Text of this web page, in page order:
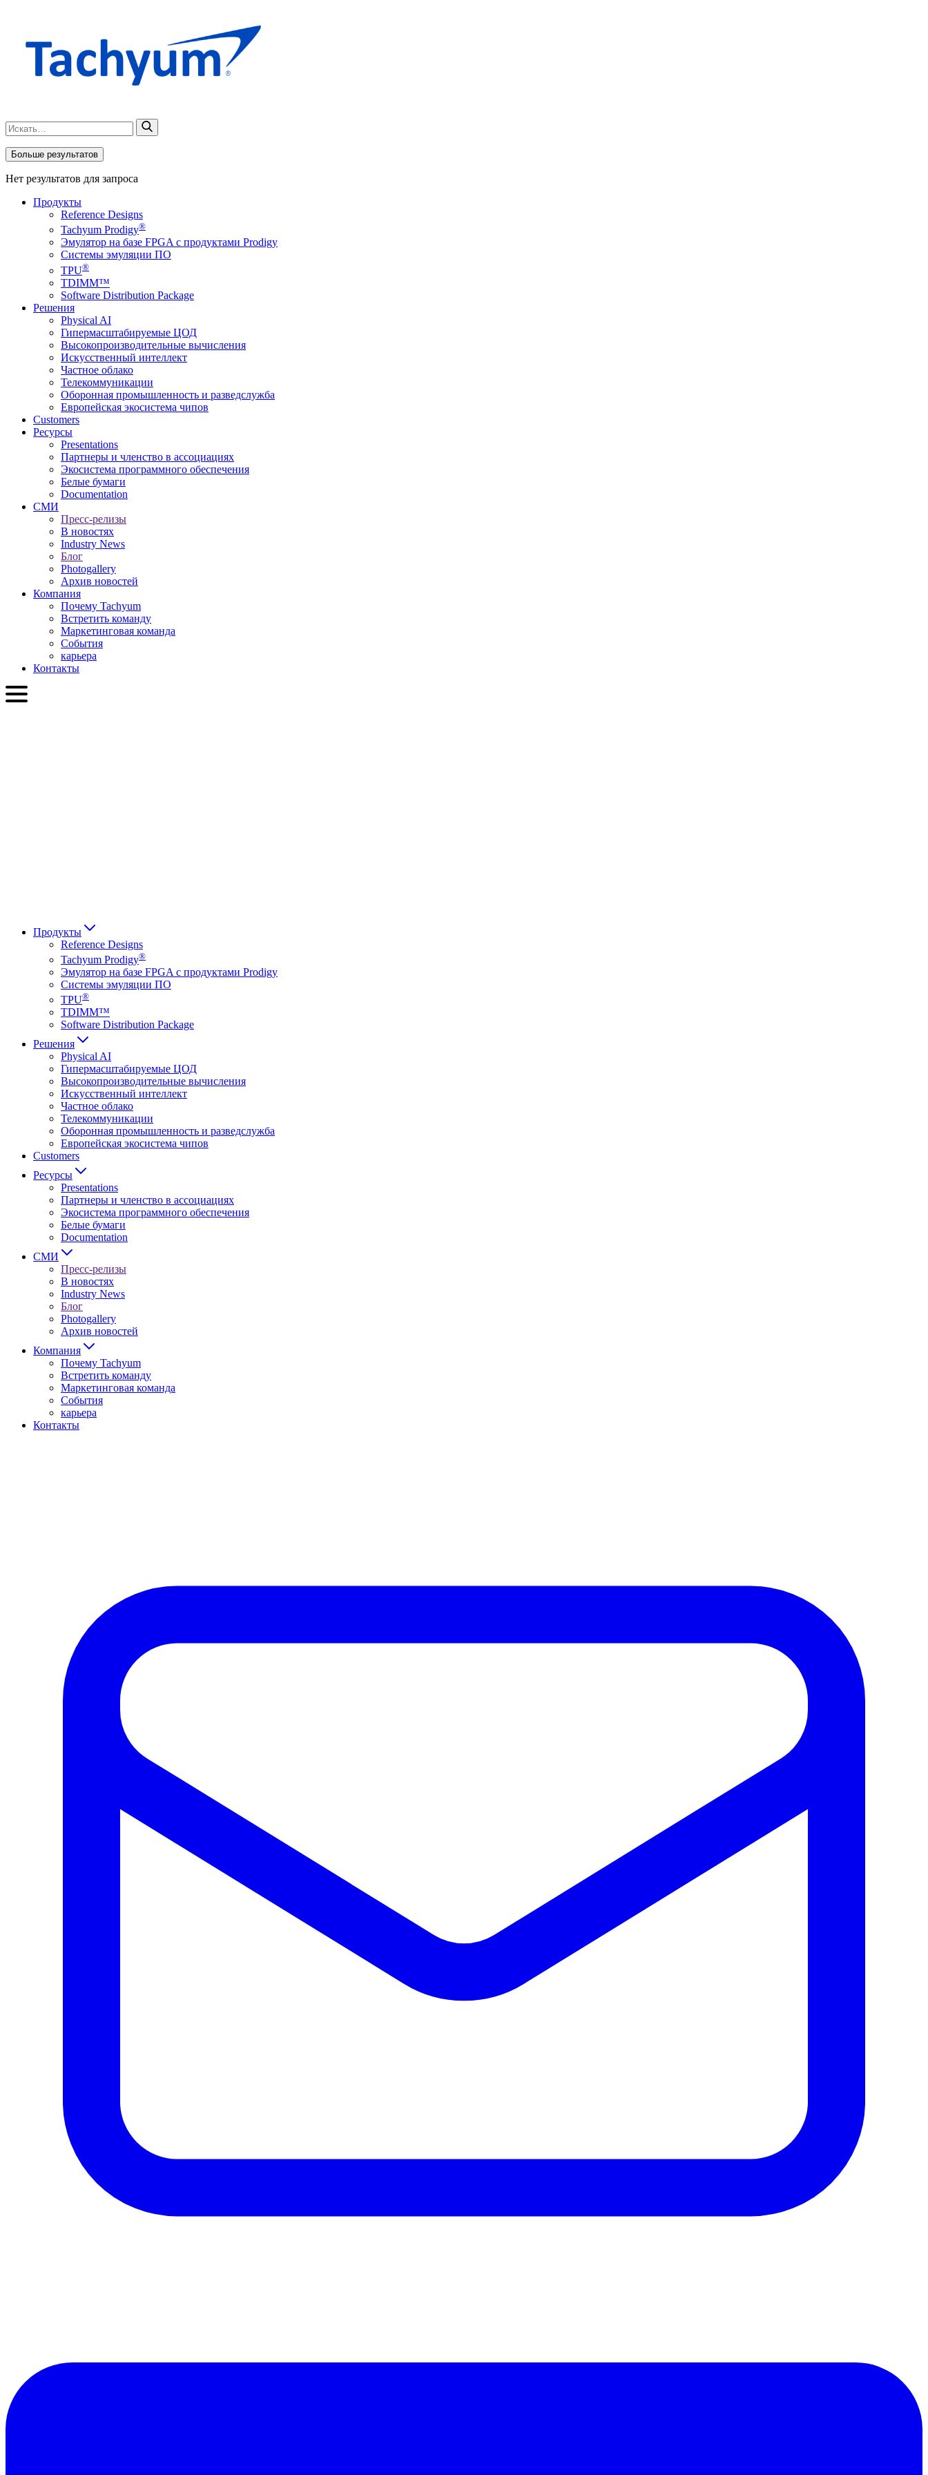
Больше результатов
Нет результатов для запроса
Продукты
Reference Designs
Tachyum Prodigy®
Эмулятор на базе FPGA с продуктами Prodigy
Системы эмуляции ПО
TPU®
TDIMM™
Software Distribution Package
Решения
Physical AI
Гипермасштабируемые ЦОД
Высокопроизводительные вычисления
Искусственный интеллект
Частное облако
Телекоммуникации
Оборонная промышленность и разведслужба
Европейская экосистема чипов
Customers
Ресурсы
Presentations
Партнеры и членство в ассоциациях
Экосистема программного обеспечения
Белые бумаги
Documentation
СМИ
Пресс-релизы
В новостях
Industry News
Блог
Photogallery
Архив новостей
Компания
Почему Tachyum
Встретить команду
Маркетинговая команда
События
карьера
Контакты
Продукты
Reference Designs
Tachyum Prodigy®
Эмулятор на базе FPGA с продуктами Prodigy
Системы эмуляции ПО
TPU®
TDIMM™
Software Distribution Package
Решения
Physical AI
Гипермасштабируемые ЦОД
Высокопроизводительные вычисления
Искусственный интеллект
Частное облако
Телекоммуникации
Оборонная промышленность и разведслужба
Европейская экосистема чипов
Customers
Ресурсы
Presentations
Партнеры и членство в ассоциациях
Экосистема программного обеспечения
Белые бумаги
Documentation
СМИ
Пресс-релизы
В новостях
Industry News
Блог
Photogallery
Архив новостей
Компания
Почему Tachyum
Встретить команду
Маркетинговая команда
События
карьера
Контакты